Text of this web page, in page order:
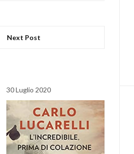
Next Post
30 Luglio 2020